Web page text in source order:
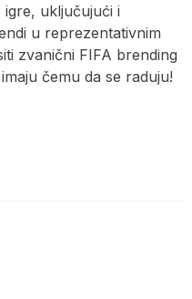
uključujući i
u reprezentativnim
zvanični FIFA brending
čemu da se raduju!